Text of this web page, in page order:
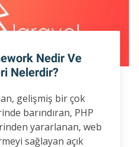
Nedir Ve
Nelerdir?
gelişmiş bir çok
barındıran, PHP
yararlanan, web
sağlayan açık